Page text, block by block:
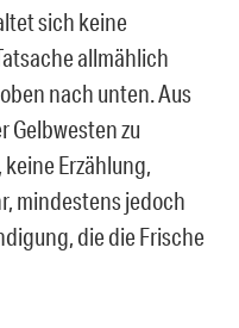
sich keine
allmählich
nach unten. Aus
Gelbwesten zu
Erzählung,
mindestens jedoch
die die Frische